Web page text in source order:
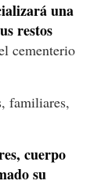
una
restos
cementerio
familiares,
cuerpo
su